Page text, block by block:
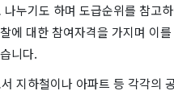
누기도 하며 도급순위를 참고
에 대한 참여자격을 가지며 이를
니다.
지하철이나 아파트 등 각각의